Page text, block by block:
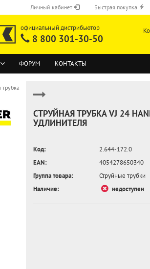
Личный кабинет Быстрая покупка
ОТПРАВИТЬ
официальный дистрибьютор
8 800 301-30-50
ФОРУМ КОНТАКТЫ
трубка
СТРУЙНАЯ ТРУБКА VJ 24
УДЛИНИТЕЛЯ
Код:
2.644-172.0
EAN:
4054278650340
Группа товара:
Струйные трубки
Наличие:
недоступен